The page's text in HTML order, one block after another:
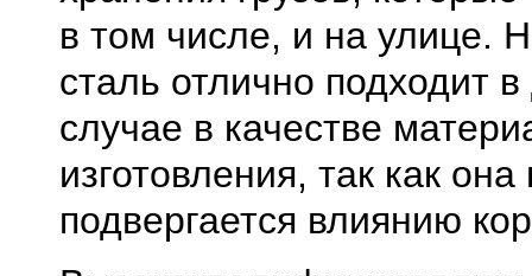
в том числе, и на улице.
сталь отлично подходит
случае в качестве
изготовления, так как она
подвергается влиянию